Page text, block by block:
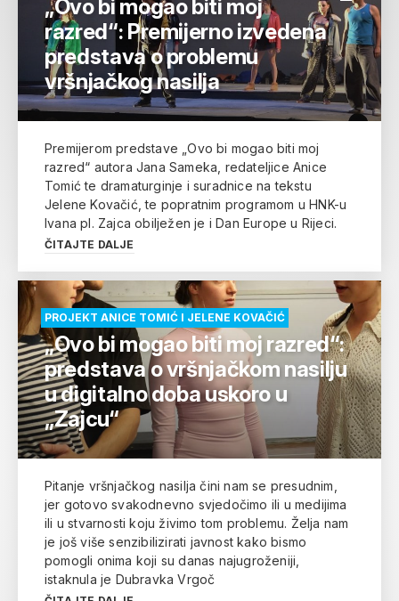
„Ovo bi mogao biti moj
razred“: Premijerno izvedena
predstava o problemu
vršnjačkog nasilja
Premijerom predstave „Ovo bi mogao biti moj
razred“ autora Jana Sameka, redateljice Anice
Tomić te dramaturginje i suradnice na tekstu
Jelene Kovačić, te popratnim programom u HNK-u
Ivana pl. Zajca obilježen je i Dan Europe u Rijeci.
ČITAJTE DALJE
PROJEKT ANICE TOMIĆ I JELENE KOVAČIĆ
„Ovo bi mogao biti moj razred“:
predstava o vršnjačkom nasilju
u digitalno doba uskoro u
„Zajcu“
Pitanje vršnjačkog nasilja čini nam se presudnim,
jer gotovo svakodnevno svjedočimo ili u medijima
ili u stvarnosti koju živimo tom problemu. Želja nam
je još više senzibilizirati javnost kako bismo
pomogli onima koji su danas najugroženiji,
istaknula je Dubravka Vrgoč